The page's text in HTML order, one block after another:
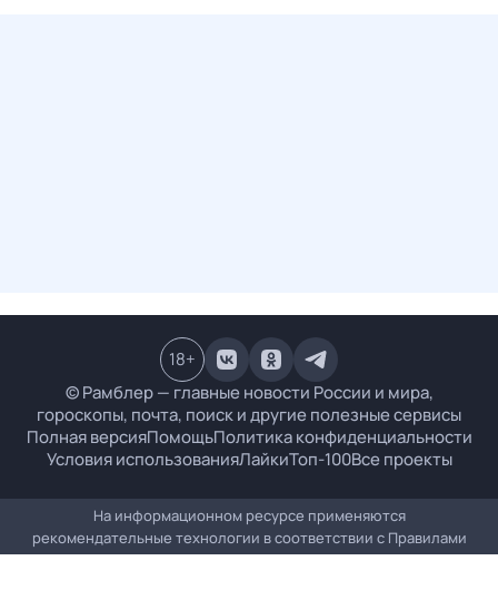
© Рамблер — главные новости России и мира,
гороскопы, почта, поиск и другие полезные сервисы
Полная версияПомощьПолитика конфиденциальности
Условия использованияЛайкиТоп-100Все проекты
18+
На информационном ресурсе применяются
рекомендательные технологии в соответствии с Правилами